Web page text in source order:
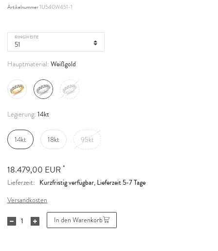
Artikelnummer1U540W451-1
RINGWEITE
Hauptmaterial: Weißgold
Legierung: 14kt
14kt 18kt 95kt
18.479,00 EUR *
Lieferzeit: Kurzfristig verfügbar, Lieferzeit 5-7 Tage
Versandkosten
In den Warenkorb